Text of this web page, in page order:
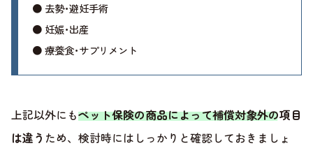
● 去勢･避妊手術
● 妊娠･出産
● 療養食･サプリメント
上記以外にもペット保険の商品によって補償対象外の項目
は違う ため、検討時にはしっかりと確認しておきましょ